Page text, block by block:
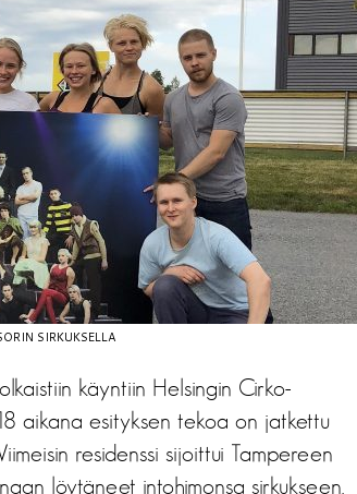
SIRKUKSELLA
käyntiin Helsingin Cirko-
aikana esityksen tekoa on jatkettu
residenssi sijoittui Tampereen
löytäneet intohimonsa sirkukseen.